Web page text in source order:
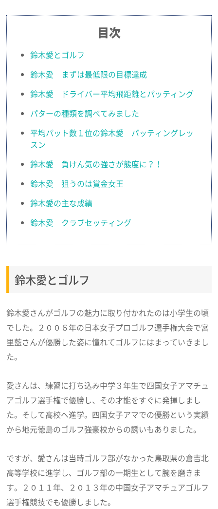
目次
鈴木愛とゴルフ
鈴木愛 まずは最低限の目標達成
鈴木愛 ドライバー平均飛距離とパッティング
パターの種類を調べてみました
平均パット数１位の鈴木愛 パッティングレッ
スン
鈴木愛 負けん気の強さが態度に？！
鈴木愛 狙うのは賞金女王
鈴木愛の主な成績
鈴木愛 クラブセッティング
鈴木愛とゴルフ
鈴木愛さんがゴルフの魅力に取り付かれたのは小学生の頃
でした。２００６年の日本女子プロゴルフ選手権大会で宮
里藍さんが優勝した姿に憧れてゴルフにはまっていきまし
た。
愛さんは、練習に打ち込み中学３年生で四国女子アマチュ
アゴルフ選手権で優勝し、その才能をすぐに発揮しまし
た。そして高校へ進学。四国女子アマでの優勝という実績
から地元徳島のゴルフ強豪校からの誘いもありました。
ですが、愛さんは当時ゴルフ部がなかった鳥取県の倉吉北
高等学校に進学し、ゴルフ部の一期生として腕を磨きま
す。２０１１年、２０１３年の中国女子アマチュアゴルフ
選手権競技でも優勝しました。